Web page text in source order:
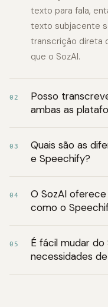
texto para fala,
texto subjacente
transcrição direta
que o SozAI.
02
Posso
ambas as
03
Quais são as
e Speechify?
04
O SozAI
como o
05
É fácil mudar
necessidades